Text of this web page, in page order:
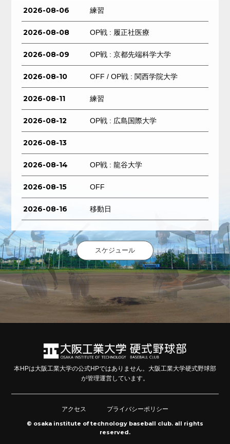
2026-08-06 練習
2026-08-08 OP戦 : 履正社医療
2026-08-09 OP戦 : 京都先端科学大学
2026-08-10 OFF / OP戦 : 関西学院大学
2026-08-11 練習
2026-08-12 OP戦 : 広島国際大学
2026-08-13
2026-08-14 OP戦 : 龍谷大学
2026-08-15 OFF
2026-08-16 移動日
スケジュール
本HPは大阪工業大学の公式HPではありません。大阪工業大学硬式野球部
が管理運営しています。
アクセス
プライバシーポリシー
© osaka institute of technology baseball club. all rights
reserved.